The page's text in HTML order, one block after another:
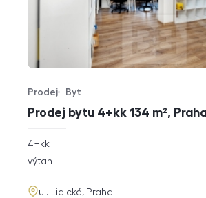
Prodej bytu 4+kk 134 m²,
Typ nabídky
Prodej
Typ nemovitosti
Byt
rozměry
4+kk
funkce
výtah
adresa
ul. Lidická, Praha